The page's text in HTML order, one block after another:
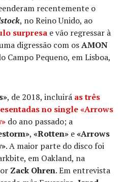
recentemente o
, no Reino Unido, ao
surpresa e vão regressar à
digressão com osAMON
Campo Pequeno, em Lisboa,
, de 2018, incluirá as três
no single«Arrows
do ano passado; a
,«Rotten» e«Arrows
. A maior parte do disco foi
em Oakland, na
Zack Ohren. Em entrevista